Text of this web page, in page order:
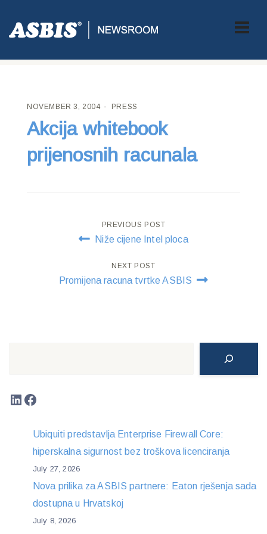
ASBIS CROATIA> PRESS> AKCIJA WHITEBOOK PRIJENOSNIH
NOVEMBER 3, 2004 PRESS
Akcija whitebook
prijenosnih racunala
navigation
PREVIOUS POST
Niže cijene Intel ploca
NEXT POST
Promijena racuna tvrtke ASBIS
LinkedIn
Facebook
Ubiquiti predstavlja Enterprise Firewall Core:
hiperskalna sigurnost bez troškova licenciranja
July 27, 2026
Nova prilika za ASBIS partnere: Eaton rješenja sada
dostupna u Hrvatskoj
July 8, 2026